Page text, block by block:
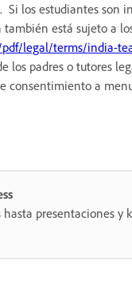
. Si los estudiantes son
está sujeto a
legal/terms/india-
los padres o tutores
consentimiento a
presentaciones y